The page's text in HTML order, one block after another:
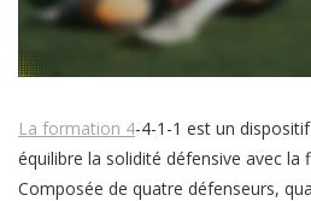
La formation 4-4-1-1 est un
équilibre la solidité défensive avec la
Composée de quatre défenseurs,